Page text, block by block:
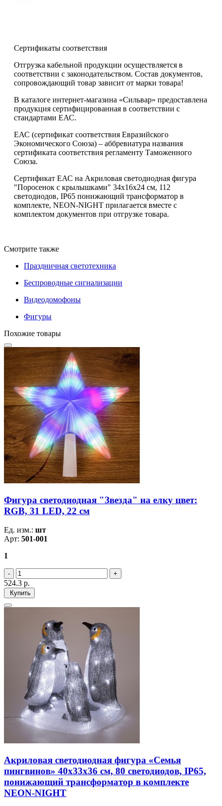
Сертификаты соответствия
Отгрузка кабельной продукции осуществляется в
соответствии с законодательством. Состав документов,
сопровождающий товар зависит от марки товара!
В каталоге интернет-магазина «Сильвар» предоставлена
продукция сертифицированная в соответствии с
стандартами ЕАС.
ЕАС (сертификат соответствия Евразийского
Экономического Союза) – аббревиатура названия
сертификата соответствия регламенту Таможенного
Союза.
Сертификат ЕАС на Акриловая светодиодная фигура
"Поросенок с крылышками" 34х16х24 см, 112
светодиодов, IP65 понижающий трансформатор в
комплекте, NEON-NIGHT прилагается вместе с
комплектом документов при отгрузке товара.
Смотрите также
Праздничная светотехника
Беспроводные сигнализации
Видеодомофоны
Фигуры
Похожие товары
Фигура светодиодная "Звезда" на елку цвет:
RGB, 31 LED, 22 см
Ед. изм.: шт
Арт: 501-001
1
524.3 р.
Купить
Акриловая светодиодная фигура «Семья
пингвинов» 40х33х36 см, 80 светодиодов, IP65,
понижающий трансформатор в комплекте
NEON-NIGHT